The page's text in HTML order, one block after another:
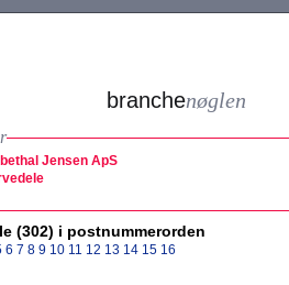
branchenøglen
Jensen ApS
(302) i postnummerorden
6 7 8 9 10 11 12 13 14 15 16